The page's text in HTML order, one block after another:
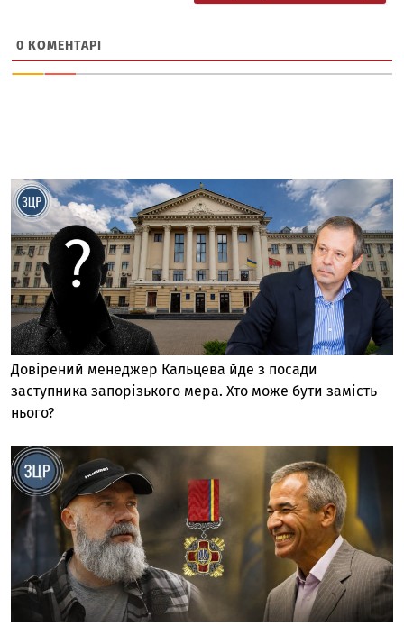
0 КОМЕНТАРІ
Довірений менеджер Кальцева йде з посади
заступника запорізького мера. Хто може бути замість
нього?